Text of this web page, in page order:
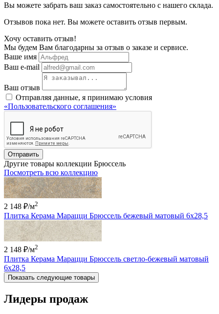
Вы можете забрать ваш заказ самостоятельно с нашего склада.
Отзывов пока нет. Вы можете оставить отзыв первым.
Хочу оставить отзыв!
Мы будем Вам благодарны за отзыв о заказе и сервисе.
Ваше имя
Ваш e-mail
Ваш отзыв
Отправляя данные, я принимаю условия
«Пользовательского соглашения»
Отправить
Другие товары коллекции Брюссель
Посмотреть всю коллекцию
2 148 ₽/м2
Плитка Керама Марацци Брюссель бежевый матовый 6x28,5
2 148 ₽/м2
Плитка Керама Марацци Брюссель светло-бежевый матовый
6x28,5
Показать следующие товары
Лидеры продаж